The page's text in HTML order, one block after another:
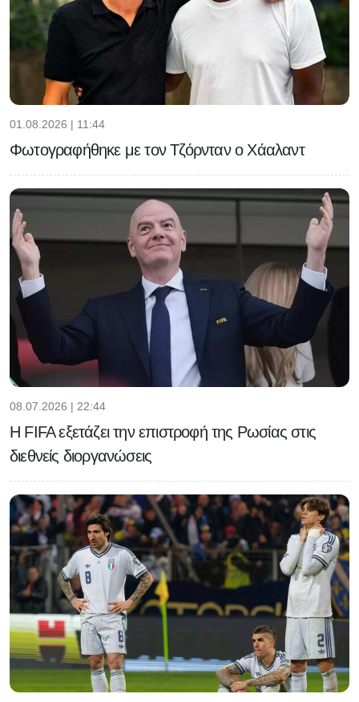
01.08.2026 | 11:44
Φωτογραφήθηκε με τον Τζόρνταν ο Χάαλαντ
08.07.2026 | 22:44
Η FIFA εξετάζει την επιστροφή της Ρωσίας στις
διεθνείς διοργανώσεις